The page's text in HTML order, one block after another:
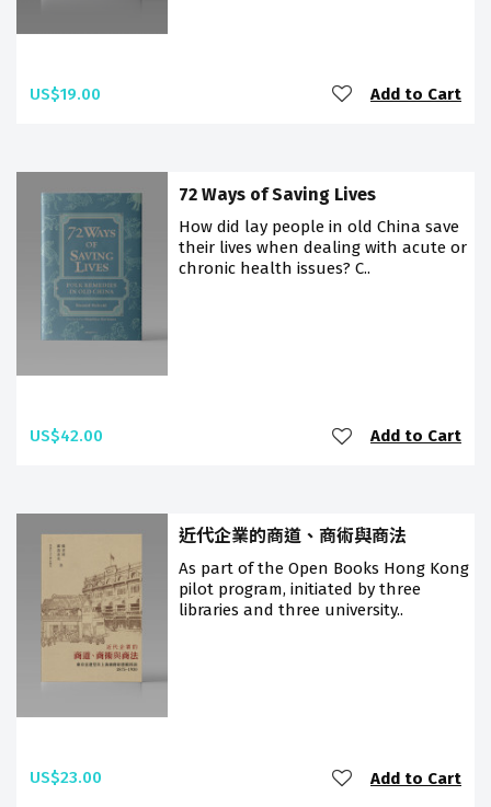
US$19.00 Add to Cart
72 Ways of Saving Lives
How did lay people in old China save
their lives when dealing with acute or
chronic health issues? C..
US$42.00 Add to Cart
近代企業的商道、商術與商法
As part of the Open Books Hong Kong
pilot program, initiated by three
libraries and three university..
US$23.00 Add to Cart